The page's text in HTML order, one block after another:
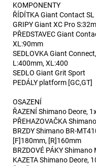
KOMPONENTY
ŘÍDÍTKA Giant Contact
GRIPY Giant XC Pro
PŘEDSTAVEC Giant
XL:90mm
SEDLOVKA Giant
L:400mm, XL:400
SEDLO Giant Grit Sport
PEDÁLY platform [GC,GT]
OSAZENÍ
ŘAZENÍ Shimano Deore,
PŘEHAZOVAČKA
BRZDY Shimano BR-
[F]180mm, [R]160mm
BRZDOVÉ PÁKY Shimano
KAZETA Shimano Deore,